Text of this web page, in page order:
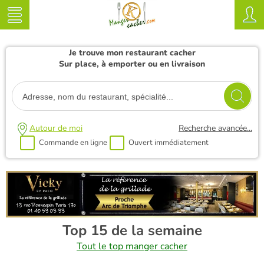
Je trouve mon restaurant cacher
Sur place, à emporter ou en livraison
Autour de moi
Commande en ligne Ouvert immédiatement
Recherche avancée...
Top 15 de la semaine
Tout le top manger cacher